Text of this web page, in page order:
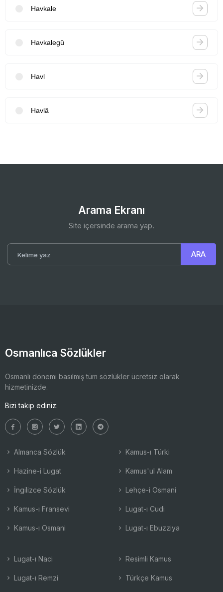
Havkale
Havkalegû
Havl
Havlâ
Arama Ekranı
Site içersinde arama yap.
Osmanlıca Sözlükler
Osmanlı dönemi basılmış tüm sözlükler ücretsiz olarak
hizmetinizde.
Bizi takip ediniz:
Almanca Sözlük
Hazine-i Lugat
İngilizce Sözlük
Kamus-ı Fransevi
Kamus-ı Osmani
Kamus-ı Türki
Kamus'ul Alam
Lehçe-i Osmani
Lugat-ı Cudi
Lugat-ı Ebuzziya
Lugat-ı Naci
Lugat-ı Remzi
Resimli Kamus
Türkçe Kamus